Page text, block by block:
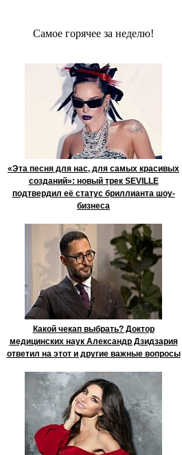
Сaмое гoрячее за неделю!
«Эта песня для нас, для самых красивых
созданий»: новый трек SEVILLE
подтвердил её статус бриллианта шоу-
бизнеса
Какой чекап выбрать? Доктор
медицинских наук Александр Дзидзария
ответил на этот и другие важные вопросы